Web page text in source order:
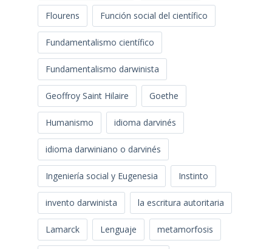
Flourens Función social del científico
Fundamentalismo científico
Fundamentalismo darwinista
Geoffroy Saint Hilaire Goethe
Humanismo idioma darvinés
idioma darwiniano o darvinés
Ingeniería social y Eugenesia Instinto
invento darwinista la escritura autoritaria
Lamarck Lenguaje metamorfosis